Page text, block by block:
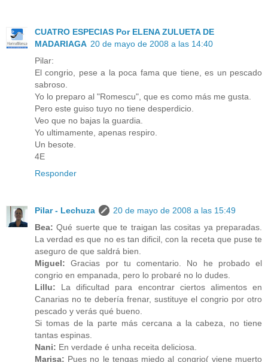
CUATRO ESPECIAS Por ELENA ZULUETA DE
MADARIAGA 20 de mayo de 2008 a las 14:40
Pilar:
El congrio, pese a la poca fama que tiene, es un pescado
sabroso.
Yo lo preparo al "Romescu", que es como más me gusta.
Pero este guiso tuyo no tiene desperdicio.
Veo que no bajas la guardia.
Yo ultimamente, apenas respiro.
Un besote.
4E
Responder
Pilar - Lechuza
20 de mayo de 2008 a las 15:49
Bea: Qué suerte que te traigan las cositas ya preparadas.
La verdad es que no es tan dificil, con la receta que puse te
aseguro de que saldrá bien.
Miguel: Gracias por tu comentario. No he probado el
congrio en empanada, pero lo probaré no lo dudes.
Lillu: La dificultad para encontrar ciertos alimentos en
Canarias no te debería frenar, sustituye el congrio por otro
pescado y verás qué bueno.
Si tomas de la parte más cercana a la cabeza, no tiene
tantas espinas.
Nani: En verdade é unha receita deliciosa.
Marisa: Pues no le tengas miedo al congrio( viene muerto